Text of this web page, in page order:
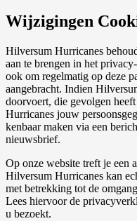
Wijzigingen
Hilversum Hurricanes
aan te brengen in het
ook om regelmatig op deze
aangebracht. Indien
doorvoert, die gevolgen
Hurricanes jouw
kenbaar maken via een
nieuwsbrief.
Op onze website treft je een
Hilversum Hurricanes kan
met betrekking tot de
Lees hiervoor de
u bezoekt.